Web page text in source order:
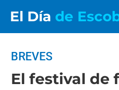
El Día de
BREVES
El festival de